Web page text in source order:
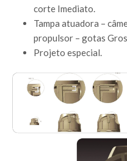
corte Imediato.
Tampa atuadora –
propulsor – gotas
Projeto especial.